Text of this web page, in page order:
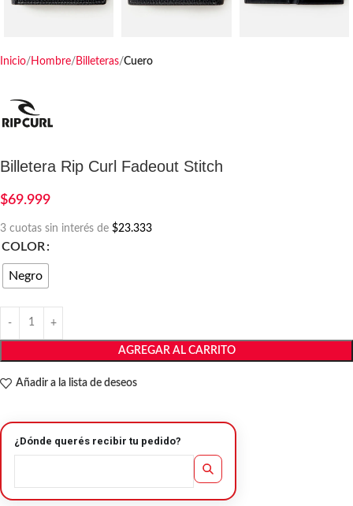
Inicio Hombre Billeteras Cuero
Billetera Rip Curl Fadeout Stitch
$69.999
3 cuotas sin interés de $23.333
COLOR
Negro
AGREGAR AL CARRITO
Añadir a la lista de deseos
¿Dónde querés recibir tu pedido?